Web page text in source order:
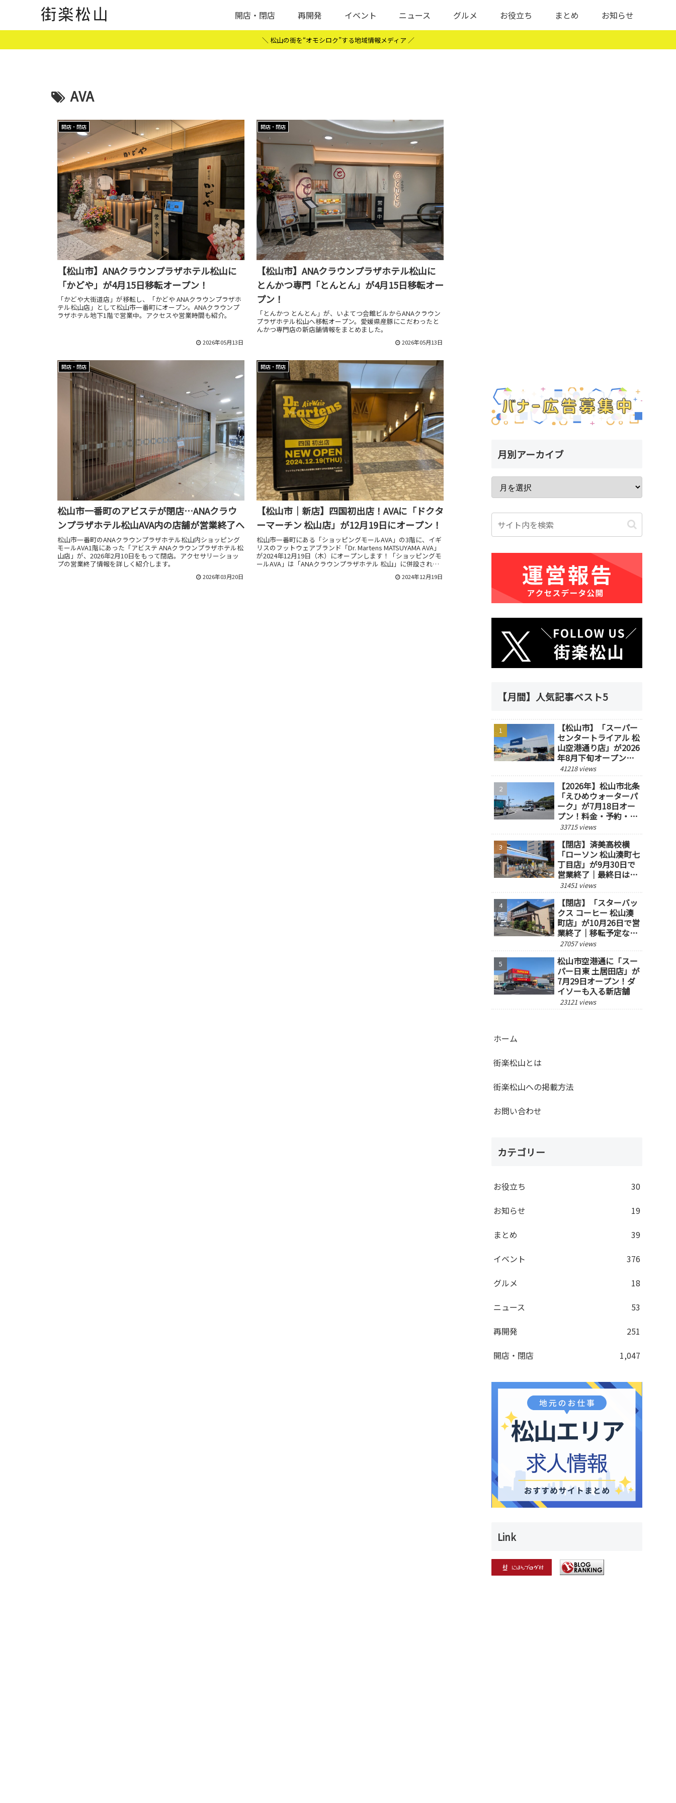
開店・閉店 再開発 イベント ニュース グルメ お役立ち まとめ お知らせ
＼ 松山の街を“オモシロク”する地域情報メディア ／
AVA
開店・閉店
【松山市】ANAクラウンプラザホテル松山に
「かどや」が4月15日移転オープン！
「かどや大街道店」が移転し、「かどや ANAクラウンプラザホ
テル松山店」として松山市一番町にオープン。ANAクラウンプ
ラザホテル地下1階で営業中。アクセスや営業時間も紹介。
2026年05月13日
開店・閉店
【松山市】ANAクラウンプラザホテル松山に
とんかつ専門「とんとん」が4月15日移転オー
プン！
「とんかつ とんとん」が、いよてつ会館ビルからANAクラウン
プラザホテル松山へ移転オープン。愛媛県産豚にこだわったと
んかつ専門店の新店舗情報をまとめました。
2026年05月13日
開店・閉店
松山市一番町のアビステが閉店…ANAクラウ
ンプラザホテル松山AVA内の店舗が営業終了へ
松山市一番町のANAクラウンプラザホテル松山内ショッピング
モールAVA1階にあった「アビステ ANAクラウンプラザホテル松
山店」が、2026年2月10日をもって閉店。アクセサリーショッ
プの営業終了情報を詳しく紹介します。
2026年03月20日
開店・閉店
【松山市｜新店】四国初出店！AVAに「ドクタ
ーマーチン 松山店」が12月19日にオープン！
松山市一番町にある「ショッピングモールAVA」の3階に、イギ
リスのフットウェアブランド⁡「Dr. Martens MATSUYAMA AVA」
が2024年12月19日（木）にオープンします！「ショッピングモ
ールAVA」は「ANAクラウンプラザホテル 松山」に併設されて
2024年12月19日
月別アーカイブ
【月間】人気記事ベスト5
【松山市】「スーパー
センタートライアル 松
山空港通り店」が2026
年8月下旬オープン予
定！
41218 views
【2026年】松山市北条
「えひめウォーターパ
ーク」が7月18日オー
プン！料金・予約・営
業時間を紹介
33715 views
【閉店】済美高校横
「ローソン 松山湊町七
丁目店」が9月30日で
営業終了｜最終日は14
時閉店
31451 views
【閉店】「スターバッ
クス コーヒー 松山湊
町店」が10月26日で営
業終了｜移転予定な
し、跡地の今後にも注
27057 views
松山市空港通に「スー
パー日東 土居田店」が
7月29日オープン！ダ
イソーも入る新店舗
23121 views
ホーム
街楽松山とは
街楽松山への掲載方法
お問い合わせ
カテゴリー
お役立ち
30
お知らせ
19
まとめ
39
イベント
376
グルメ
18
ニュース
53
再開発
251
開店・閉店
1,047
Link